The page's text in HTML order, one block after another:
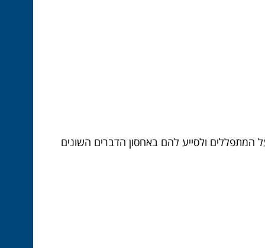
המתפללים ולסייע להם באחסון הדברים השונים